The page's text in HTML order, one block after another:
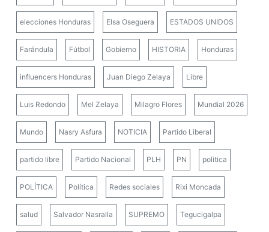
elecciones Honduras Elsa Oseguera ESTADOS UNIDOS
Farándula Fútbol Gobierno HISTORIA Honduras
influencers Honduras Juan Diego Zelaya Libre
Luis Redondo Mel Zelaya Milagro Flores Mundial 2026
Mundo Nasry Asfura NOTICIA Partido Liberal
partido libre Partido Nacional PLH PN politica
POLÍTICA Política Redes sociales Rixi Moncada
salud Salvador Nasralla SUPREMO Tegucigalpa